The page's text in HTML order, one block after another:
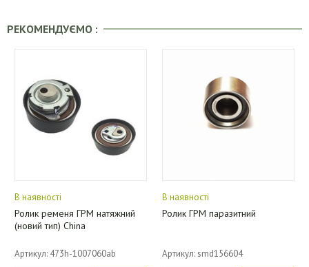
РЕКОМЕНДУЄМО :
В наявності
Ролик ременя ГРМ натяжний
(новий тип) China
Артикул: 473h-1007060ab
В наявності
Ролик ГРМ паразитний
Артикул: smd156604